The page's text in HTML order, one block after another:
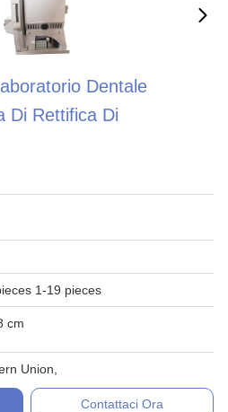
Dentale
Di Rettifica Di
1-19 pieces
cm
Union,
Contattaci Ora